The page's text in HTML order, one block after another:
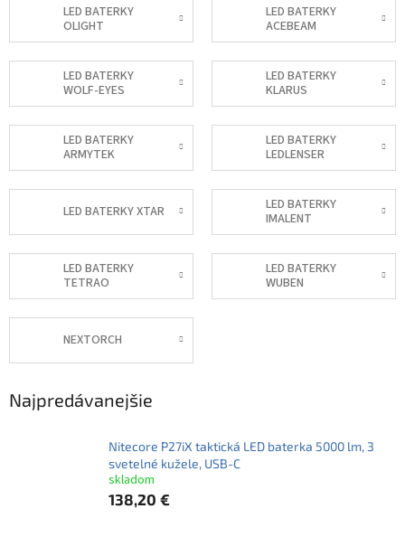
LED BATERKY
OLIGHT
LED BATERKY
ACEBEAM
LED BATERKY
WOLF-EYES
LED BATERKY
KLARUS
LED BATERKY
ARMYTEK
LED BATERKY
LEDLENSER
LED BATERKY XTAR
LED BATERKY
IMALENT
LED BATERKY
TETRAO
LED BATERKY
WUBEN
NEXTORCH
Najpredávanejšie
Nitecore P27iX taktická LED baterka 5000 lm, 3
svetelné kužele, USB-C
skladom
138,20 €